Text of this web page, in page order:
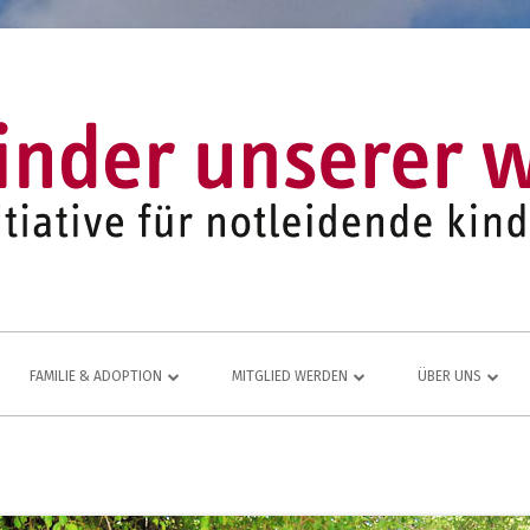
FAMILIE & ADOPTION MITGLIED WERDEN
MITGLIEDERBEREICH
ÜBER UNS
VEREINS-